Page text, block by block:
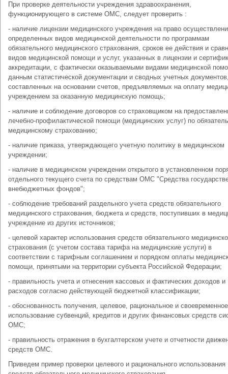
При проверке деятельности учреждения здравоохранения,
функционирующего в системе ОМС, следует проверить :
- наличие лицензии медицинского учреждения на право
определенных видов медицинской деятельности по программам
обязательного медицинского страхования, сроков ее действия и
видов медицинской помощи и услуг, указанных в лицензии и
аккредитации, с фактически оказываемыми видами медицинской
данным статистической документации и сводных учетных
составленных на основании счетов, предъявляемых на оплату
учреждением за оказанную медицинскую помощь;
- наличие и соблюдение договоров со страховщиком на
лечебно-профилактической помощи (медицинских услуг) по
медицинскому страхованию;
- наличие приказа, утверждающего учетную политику в медицинском
учреждении;
- наличие в медицинском учреждении открытого в установленном
отдельного текущего счета по средствам ОМС "Средства
внебюджетных фондов";
- соблюдение требований раздельного учета средств обязательного
медицинского страхования, бюджета и средств, поступивших в
учреждение из других источников;
- целевой характер использования средств обязательного
страхования (с учетом состава тарифа на медицинские услуги) в
соответствии с тарифным соглашением и порядком оплаты
помощи, принятыми на территории субъекта Российской Федерации;
- правильность учета и отнесения кассовых и фактических доходов и
расходов согласно действующей бюджетной классификации;
- обоснованность получения, целевое, рациональное и своевременное
использование субвенций, кредитов и других финансовых средств
ОМС;
- правильность отражения в бухгалтерском учете и отчетности
средств ОМС.
Приведем пример проверки целевого и рационального использования